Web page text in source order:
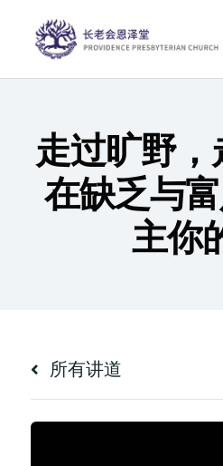
走过旷野，
在缺乏与
主你
所有讲道